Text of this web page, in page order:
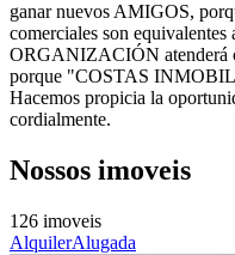
ganar nuevos AMIGOS,
comerciales son equivalentes
ORGANIZACIÓN atenderá
porque "COSTAS
Hacemos propicia la
cordialmente.
Nossos imoveis
126 imoveis
AlquilerAlugada